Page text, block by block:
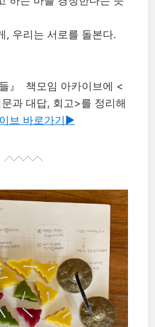
, 우리는 서로를 돌본다.
』 책모임 아카이브에 <
과 대답, 회고>를 정리해
브 바로가기▶︎